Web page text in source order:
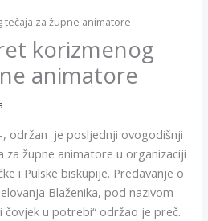
za župne animatore
korizmenog
animatore
održan je posljednji ovogodišnji
za župne animatore u organizaciji
i Pulske biskupije. Predavanje o
Blaženika, pod nazivom
čovjek u potrebi“ održao je preč.